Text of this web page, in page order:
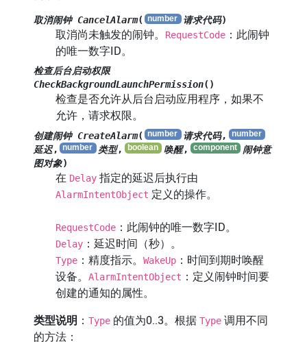
取消闹钟 CancelAlarm( 请求代码)
取消尚未触发的闹钟。 RequestCode：此闹钟
的唯一数字ID。
检查后台启动权限
CheckBackgroundLaunchPermission()
检查是否允许从后台启动应用程序，如果不
允许，请求权限。
创建闹钟 CreateAlarm( 请求代码,
延迟, 类型, 唤醒,
闹钟意
图对象)
在 Delay指定的延迟后执行由
AlarmIntentObject 定义的操作。
RequestCode：此闹钟的唯一数字ID。
Delay：延迟时间（秒）。
Type：精度指示。 WakeUp：时间到期时唤醒
设备。
AlarmIntentObject ：定义闹钟时间要
创建的通知的属性。
类型说明 ： Type的值为0..3。根据 Type调用不同
的方法：